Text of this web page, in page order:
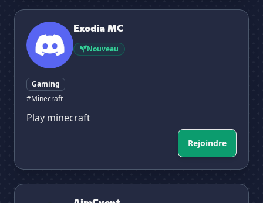
Exodia MC
Exodia MC
Nouveau
Gaming
#Minecraft
Play minecraft
Rejoindre
AimCvent